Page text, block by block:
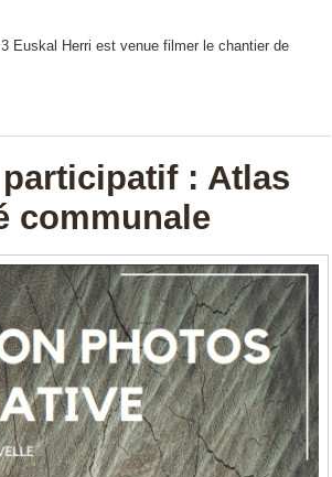
Euskal Herri est venue filmer le chantier de
: Atlas
communale